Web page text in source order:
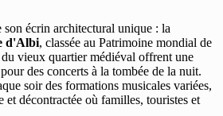
écrin architectural unique : la
d'Albi, classée au Patrimoine mondial de
vieux quartier médiéval offrent une
des concerts à la tombée de la nuit.
soir des formations musicales variées,
et décontractée où familles, touristes et